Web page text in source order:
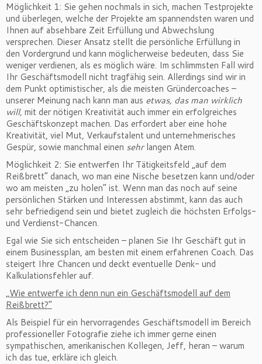
Möglichkeit 1: Sie gehen nochmals in sich, machen Testprojekte
und überlegen, welche der Projekte am spannendsten waren und
Ihnen auf absehbare Zeit Erfüllung und Abwechslung
versprechen. Dieser Ansatz stellt die persönliche Erfüllung in
den Vordergrund und kann möglicherweise bedeuten, dass Sie
weniger verdienen, als es möglich wäre. Im schlimmsten Fall wird
Ihr Geschäftsmodell nicht tragfähig sein. Allerdings sind wir in
dem Punkt optimistischer, als die meisten Gründercoaches –
unserer Meinung nach kann man aus etwas, das man wirklich
will, mit der nötigen Kreativität auch immer ein erfolgreiches
Geschäftskonzept machen. Das erfordert aber eine hohe
Kreativität, viel Mut, Verkaufstalent und unternehmerisches
Gespür, sowie manchmal einen sehrlangen Atem.
Möglichkeit 2: Sie entwerfen Ihr Tätigkeitsfeld „auf dem
Reißbrett“ danach, wo man eine Nische besetzen kann und/oder
wo am meisten „zu holen“ ist. Wenn man das noch auf seine
persönlichen Stärken und Interessen abstimmt, kann das auch
sehr befriedigend sein und bietet zugleich die höchsten Erfolgs-
und Verdienst-Chancen.
Egal wie Sie sich entscheiden – planen Sie Ihr Geschäft gut in
einem Businessplan, am besten mit einem erfahrenen Coach. Das
steigert Ihre Chancen und deckt eventuelle Denk- und
Kalkulationsfehler auf.
„Wie entwerfe ich denn nun ein Geschäftsmodell auf dem
Reißbrett?“
Als Beispiel für ein hervorragendes Geschäftsmodell im Bereich
professioneller Fotografie ziehe ich immer gerne einen
sympathischen, amerikanischen Kollegen, Jeff, heran – warum
ich das tue, erkläre ich gleich.